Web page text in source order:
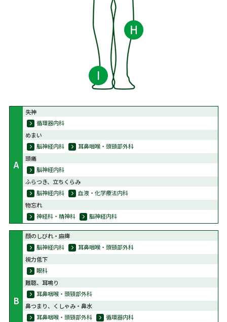
A
失神
循環器内科
めまい
脳神経内科
耳鼻咽喉・頭頸部外科
頭痛
脳神経内科
ふらつき、立ちくらみ
脳神経内科
血液・化学療法内科
物忘れ
神経科・精神科
脳神経内科
B
顔のしびれ・麻痺
脳神経内科
耳鼻咽喉・頭頸部外科
視力低下
眼科
難聴、耳鳴り
耳鼻咽喉・頭頸部外科
鼻つまり、くしゃみ・鼻水
耳鼻咽喉・頭頸部外科
循環器内科